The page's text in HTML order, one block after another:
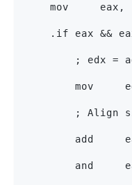
mov     eax,
.if eax &&
; edx =
mov
; Align
add
and